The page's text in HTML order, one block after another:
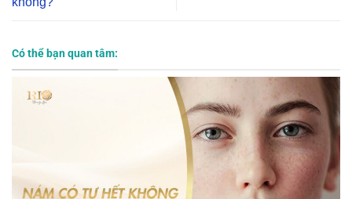
Có thể bạn quan tâm: